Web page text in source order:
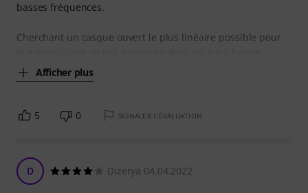
basses fréquences.
Cherchant un casque ouvert le plus linéaire possible pour
Afficher plus
5 0 SIGNALER L'ÉVALUATION
D Dizerya 04.04.2022